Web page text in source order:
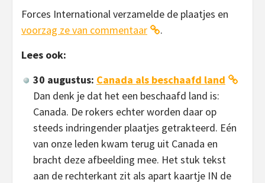
Forces International verzamelde de plaatjes en
voorzag ze van commentaar
.
Lees ook:
30 augustus: Canada als beschaafd land
Dan denk je dat het een beschaafd land is:
Canada. De rokers echter worden daar op
steeds indringender plaatjes getrakteerd. Eén
van onze leden kwam terug uit Canada en
bracht deze afbeelding mee. Het stuk tekst
aan de rechterkant zit als apart kaartje IN de